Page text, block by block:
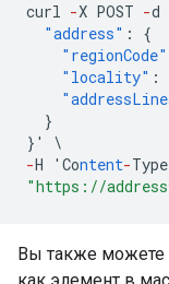
curl -X POST -d
"address" :
{
"regionCode"
"locality" :
}
} '
\
-H 'Content-Type
"https://
Вы также можете